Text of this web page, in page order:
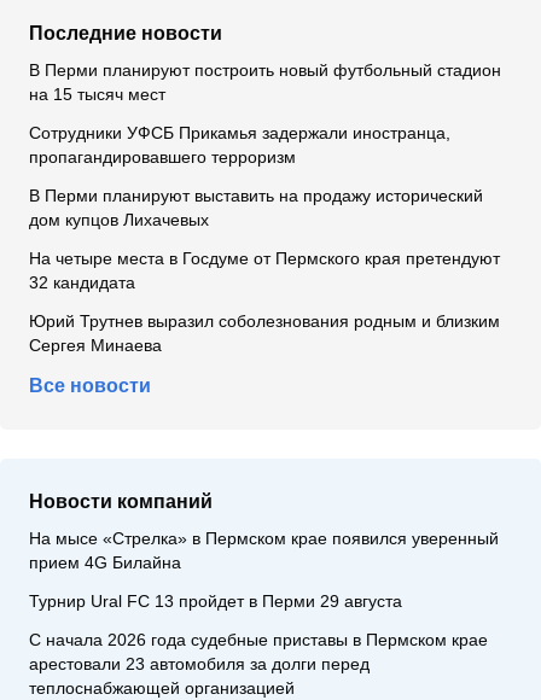
Последние новости
В Перми планируют построить новый футбольный стадион
на 15 тысяч мест
Сотрудники УФСБ Прикамья задержали иностранца,
пропагандировавшего терроризм
В Перми планируют выставить на продажу исторический
дом купцов Лихачевых
На четыре места в Госдуме от Пермского края претендуют
32 кандидата
Юрий Трутнев выразил соболезнования родным и близким
Сергея Минаева
Все новости
Новости компаний
На мысе «Стрелка» в Пермском крае появился уверенный
прием 4G Билайна
Турнир Ural FC 13 пройдет в Перми 29 августа
С начала 2026 года судебные приставы в Пермском крае
арестовали 23 автомобиля за долги перед
теплоснабжающей организацией